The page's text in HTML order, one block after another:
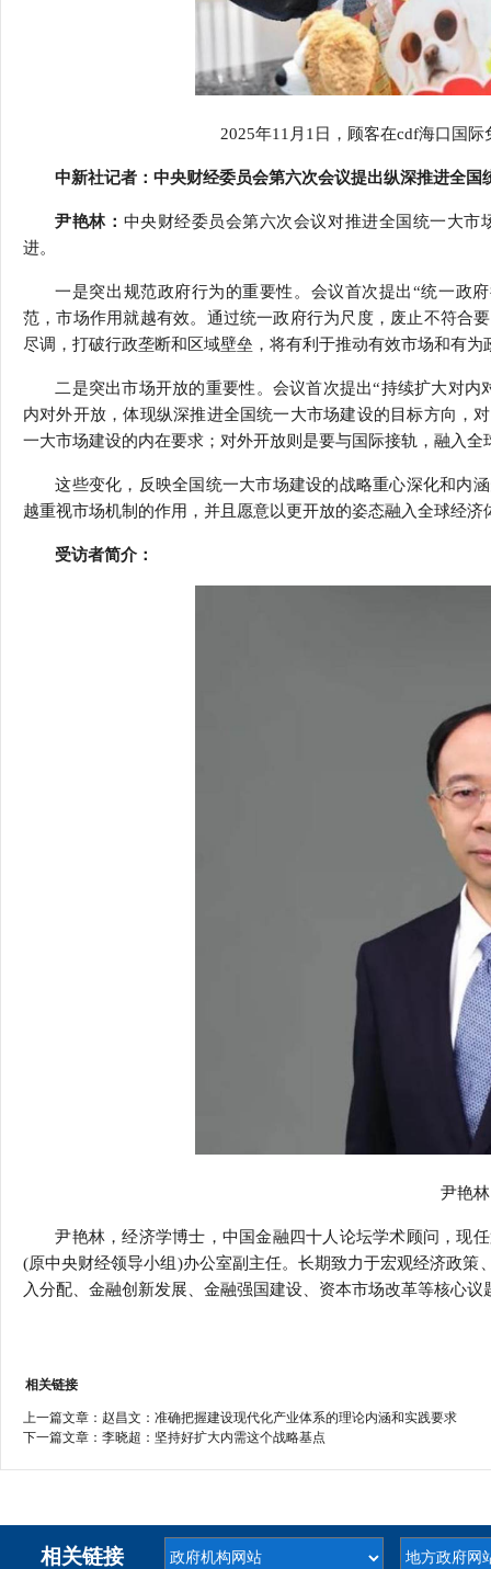
2025年11 月 1 日，顾客在cdf海口国际
中新社记者：中央财经委员会第六次会议提出纵深推进全
尹艳林： 中央财经委员会第六次会议对推进全国统一大
进。
一是突出规范政府行为的重要性。会议首次提出“统一政
范，市场作用就越有效。通过统一政府行为尺度，废止不符合
尽调，打破行政垄断和区域壁垒，将有利于推动有效市场和有为
二是突出市场开放的重要性。会议首次提出“持续扩大对内
内对外开放，体现纵深推进全国统一大市场建设的目标方向，
一大市场建设的内在要求；对外开放则是要与国际接轨，融入全
这些变化，反映全国统一大市场建设的战略重心深化和内
越重视市场机制的作用，并且愿意以更开放的姿态融入全球经济
受访者简介：
尹艳
尹艳林，经济学博士，中国金融四十人论坛学术顾问，现
(原中央财经领导小组 )办公室副主任。长期致力于宏观经济政策
入分配、金融创新发展、金融强国建设、资本市场改革等核心议
相关链接
上一篇文章： 赵昌文：准确把握建设现代化产业体系的理论内涵和实践要求
下一篇文章： 李晓超：坚持好扩大内需这个战略基点
相关链接